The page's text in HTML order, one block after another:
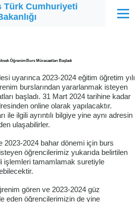
Türk Cumhuriyeti
Menü
Öğrenim Burs Müracaatları Başladı
uyarınca 2023-2024 eğitim öğretim yılı
burslarından yararlanmak isteyen
başladı. 31 Mart 2024 tarihine kadar
online olarak yapılacaktır.
ile ilgili ayrıntılı bilgiye yine aynı adresin
ulaşabilirler.
2023-2024 bahar dönemi için burs
öğrencilerimiz yukarıda belirtilen
işlemleri tamamlamak suretiyle
gören ve 2023-2024 güz
eden öğrencilerimizin de yine